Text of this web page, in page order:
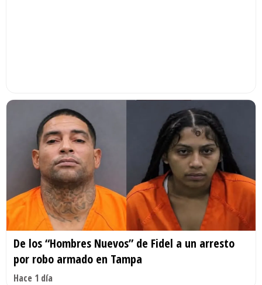
De los “Hombres Nuevos” de Fidel a un arresto
por robo armado en Tampa
Hace 1 día